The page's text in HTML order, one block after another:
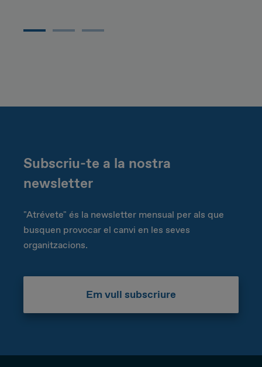
Subscriu-te a la nostra
newsletter
"Atrévete" és la newsletter mensual per als que
busquen provocar el canvi en les seves
organitzacions.
Em vull subscriure